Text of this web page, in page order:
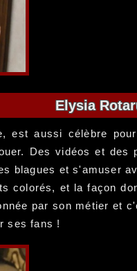
Elysia
est aussi célèbre
Des vidéos et des
blagues et s'amuser
colorés, et la façon
par son métier et
ses fans !